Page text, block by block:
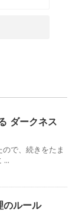
ダークネス
で、続きをたま
...
ルール